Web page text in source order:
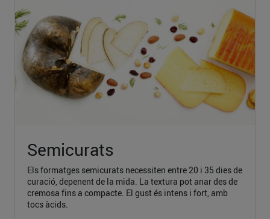
Semicurats
Els formatges semicurats necessiten entre 20 i 35 dies de
curació, depenent de la mida. La textura pot anar des de
cremosa fins a compacte. El gust és intens i fort, amb
tocs àcids.